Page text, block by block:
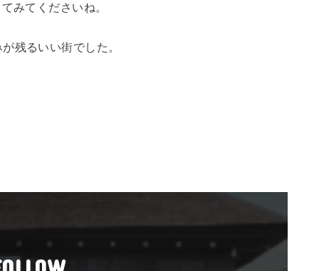
みてくださいね。
残るいい街でした。